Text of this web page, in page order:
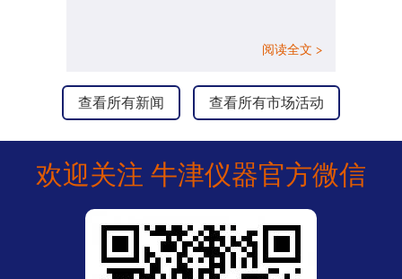
阅读全文 >
查看所有新闻 查看所有市场活动
欢迎关注 牛津仪器官方微信